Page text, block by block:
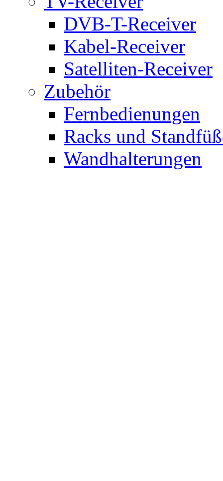
DVB-T-Receiver
Kabel-Receiver
Satelliten-Receiver
Zubehör
Fernbedienungen
Racks und
Wandhalterungen